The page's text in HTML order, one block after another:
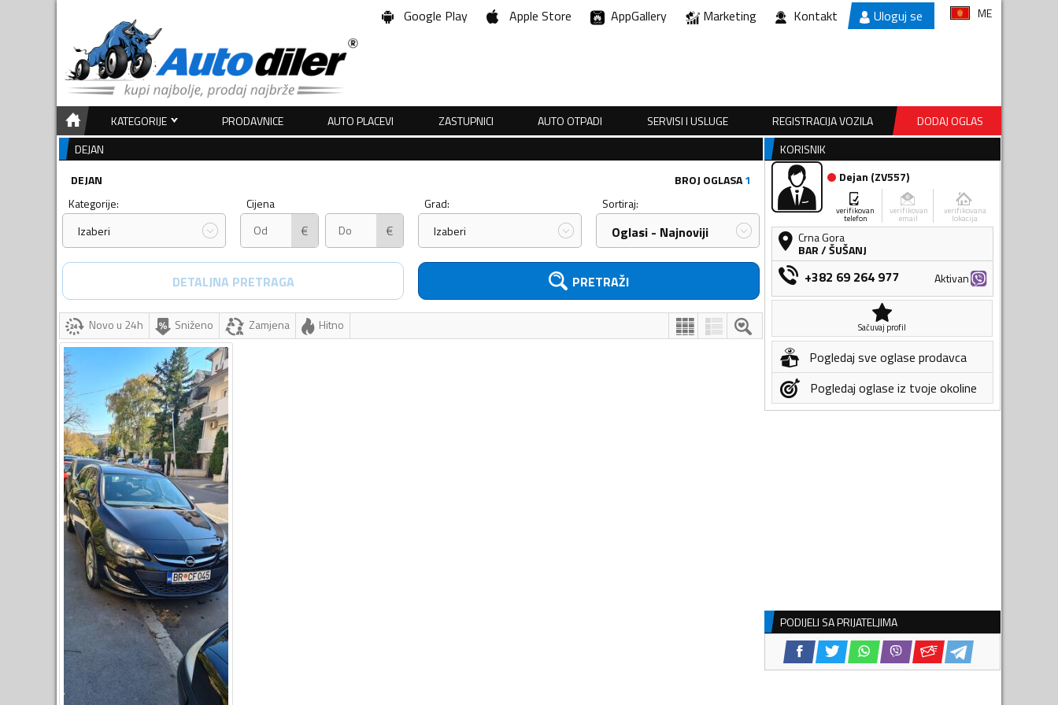
Google Play Apple Store AppGallery Marketing Kontakt Uloguj se ME
KATEGORIJE PRODAVNICE AUTO PLACEVI ZASTUPNICI AUTO OTPADI SERVISI I USLUGE REGISTRACIJA VOZILA
DODAJ OGLAS
DEJAN
DEJAN
BROJ OGLASA1
Kategorije:
Izaberi
Cijena
€ €
Grad:
Izaberi
Sortiraj:
Oglasi - Najnoviji
DETALJNA PRETRAGA PRETRAŽI
Novo u 24h Sniženo Zamjena Hitno
KORISNIK
Dejan (ZV557)
verifikovan
telefon
verifikovan
email
verifikovana
lokacija
Crna Gora
BAR/ŠUŠANJ
+382 69 264 977 Aktivan
Sačuvaj profil
Pogledaj sve oglase prodavca
Pogledaj oglase iz tvoje okoline
PODIJELI SA PRIJATELJIMA